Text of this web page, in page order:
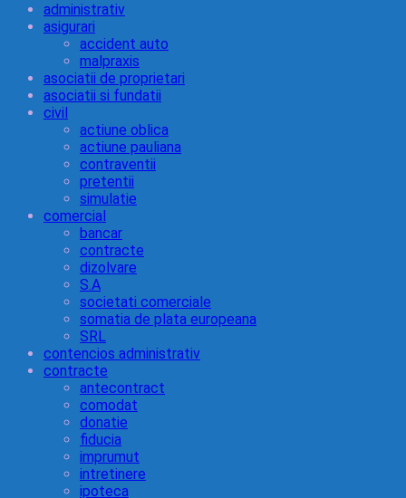
administrativ
asigurari
accident auto
malpraxis
asociatii de proprietari
asociatii si fundatii
civil
actiune oblica
actiune pauliana
contraventii
pretentii
simulatie
comercial
bancar
contracte
dizolvare
S.A
societati comerciale
somatia de plata europeana
SRL
contencios administrativ
contracte
antecontract
comodat
donatie
fiducia
imprumut
intretinere
ipoteca